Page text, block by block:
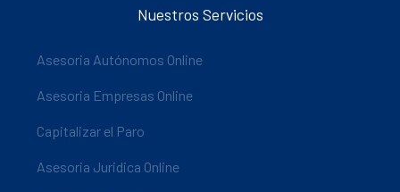
Nuestros Servicios
Asesoria Autónomos Online
Asesoria Empresas Online
Capitalizar el Paro
Asesoria Juridica Online